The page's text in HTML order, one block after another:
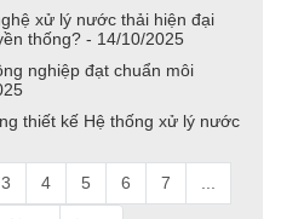
xử lý nước thải hiện đại
thống? - 14/10/2025
nghiệp đạt chuẩn môi
thiết kế Hệ thống xử lý nước
3 4 5 6 7 ...